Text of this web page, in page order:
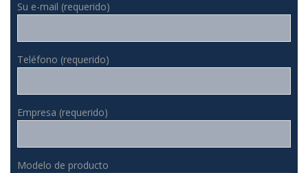
Su e-mail (requerido)
Teléfono (requerido)
Empresa (requerido)
Modelo de producto